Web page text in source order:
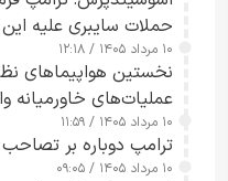
حملات سایبری علیه
ارائه نکرد
۱۰ مرداد ۱۴۰۵ / ۱۲:۱۸
نخستین هواپیماهای
عملیات‌های خاورمیانه
شدند
۱۰ مرداد ۱۴۰۵ / ۱۱:۵۹
ترامپ دوباره بر تصاحب
۱۰ مرداد ۱۴۰۵ / ۰۹:۰۵